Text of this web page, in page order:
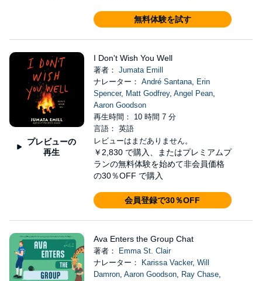
無料体験を試す
プレビューの
再生
I Don't Wish You Well
著者： Jumata Emill
ナレーター： André Santana, Erin
Spencer, Matt Godfrey, Angel Pean,
Aaron Goodson
再生時間： 10 時間 7 分
言語： 英語
レビューはまだありません。
￥2,830 で購入、またはプレミアムプ
ランの無料体験を始めて非会員価格
の30％OFF で購入
会員登録で30％OFF
Ava Enters the Group Chat
著者：
Emma St. Clair
ナレーター：
Karissa Vacker, Will
Damron, Aaron Goodson, Ray Chase,